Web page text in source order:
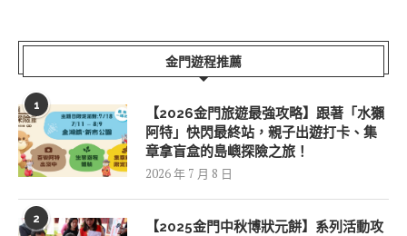
金門遊程推薦
1
【2026金門旅遊最強攻略】跟著「水獺
阿特」快閃最終站，親子出遊打卡、集
章拿盲盒的島嶼探險之旅！
2026 年 7 月 8 日
2
【2025金門中秋博狀元餅】系列活動攻